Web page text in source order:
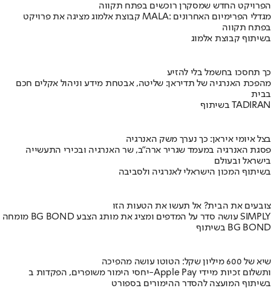
הפרויקט החדש שמסקרן רוכשים בפתח תקווה
קבוצת אלמוג מציגה את פרויקט MALA: מגדלי הפרימיום האחרונים
בפתח תקווה
בשיתוף קבוצת אלמוג
כך תחסכו בחשמל בלי להזיע
מהפכת האנרגיה של תדיראן: שליטה, אבטחת מידע וניהול אקלים חכם
בבית
בשיתוף TADIRAN
בצל איומי איראן: כך נערך משק האנרגיה
פסגת האנרגיה במעמד שגריר ארה"ב, שר האנרגיה ובכירי התעשייה
בישראל ובעולם
בשיתוף המכון הישראלי לאנרגיה ולסביבה
צובעים את הבית? אל תעשו את הטעות הזו
מומחה BG BOND עושה סדר על המדפים ומציג את מותג הצבע SIMPLY
בשיתוף BG BOND
שיא של 600 מיליון שקל: הטוטו עושה מהפיכה
יחסי הימור משופרים, הפקדות ב-Apple Pay ותשלום זכיות מיידי
בשיתוף המועצה להסדר ההימורים בספורט